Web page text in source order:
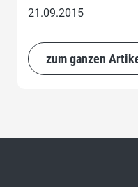
21.09.2015
zum ganzen